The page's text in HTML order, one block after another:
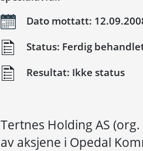
Dato mottatt:
Status: Ferdig
Resultat: Ikke status
Tertnes Holding AS
av aksjene i Opedal